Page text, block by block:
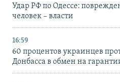
Удар РФ по Одессе:
человек – власти
16:59
60 процентов украинцев
Донбасса в обмен на